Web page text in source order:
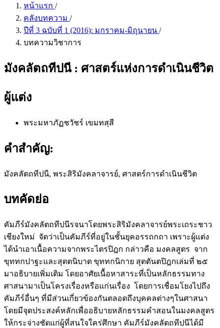
หน้าแรก /
คลังบทความ /
ปีที่ 3 ฉบับที่ 1 (2016): มกราคม-มิถุนายน /
บทความวิชาการ
มังคลัตถทีปนี : ศาสตร์แห่งการดำเนินชีวิต
ผู้แต่ง
พระมหาภัฏชวัชร์ เขมทสฺสี
คำสำคัญ:
มังคลัตถทีปนี, พระสิริมังคลาจารย์, ศาสตร์การดำเนินชีวิต
บทคัดย่อ
คัมภีร์มังคลัตถทีปนีรจนาโดยพระสิริมังคลาจารย์พระเถระชาว
เชียงใหม่ จัดว่าเป็นคัมภีร์ที่อยู่ในชั้นยุคอรรถกถา เพราะผู้แต่ง
ได้นำเอาเนื้อความจากพระไตรปิฎก กล่าวคือ มงคลสูตร จาก
ขุททกปาฐะและสุตตนิบาต ขุททกนิกาย สุตตันตปิฎกเล่มที่ ๒๕
มาอธิบายเพิ่มเติม โดยอาศัยเนื้อหาสาระที่เป็นหลักธรรมทาง
ศาสนามาเป็นโครงเรื่องหรือแก่นเรื่อง โดยการเชื่อมโยงไปถึง
คัมภีร์อื่นๆ ที่มีส่วนเกี่ยวข้องกันตลอดถึงบุคคลต่างๆในศาสนา
โดยมีจุดประสงค์หลักเพื่ออธิบายหลักธรรมคำสอนในมงคลสูตร
ให้กระจ่างชัดแก่ผู้ที่สนใจใคร่ศึกษา คัมภีร์มังคลัตถทีปนีได้มี